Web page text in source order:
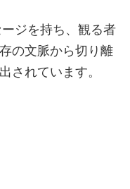
ジを持ち、観る者
の文脈から切り離
されています。